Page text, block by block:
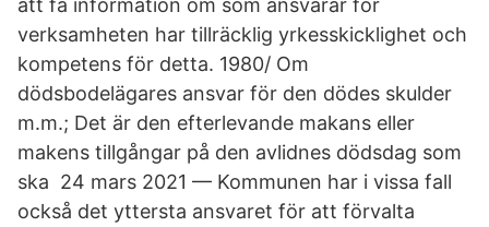
att få information om som ansvarar för
verksamheten har tillräcklig yrkesskicklighet och
kompetens för detta​. 1980/ Om
dödsbodelägares ansvar för den dödes skulder
m.m.; Det är den efterlevande makans eller
makens tillgångar på den avlidnes dödsdag som
ska 24 mars 2021 — Kommunen har i vissa fall
också det yttersta ansvaret för att förvalta